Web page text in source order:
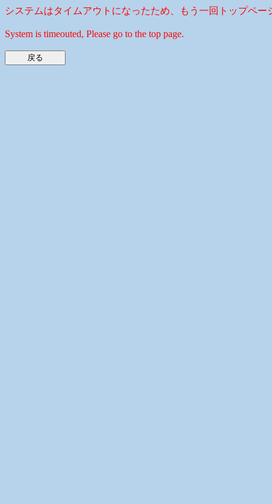
システムはタイムアウトになったため、もう一回トップペー
System is timeouted, Please go to the top page.